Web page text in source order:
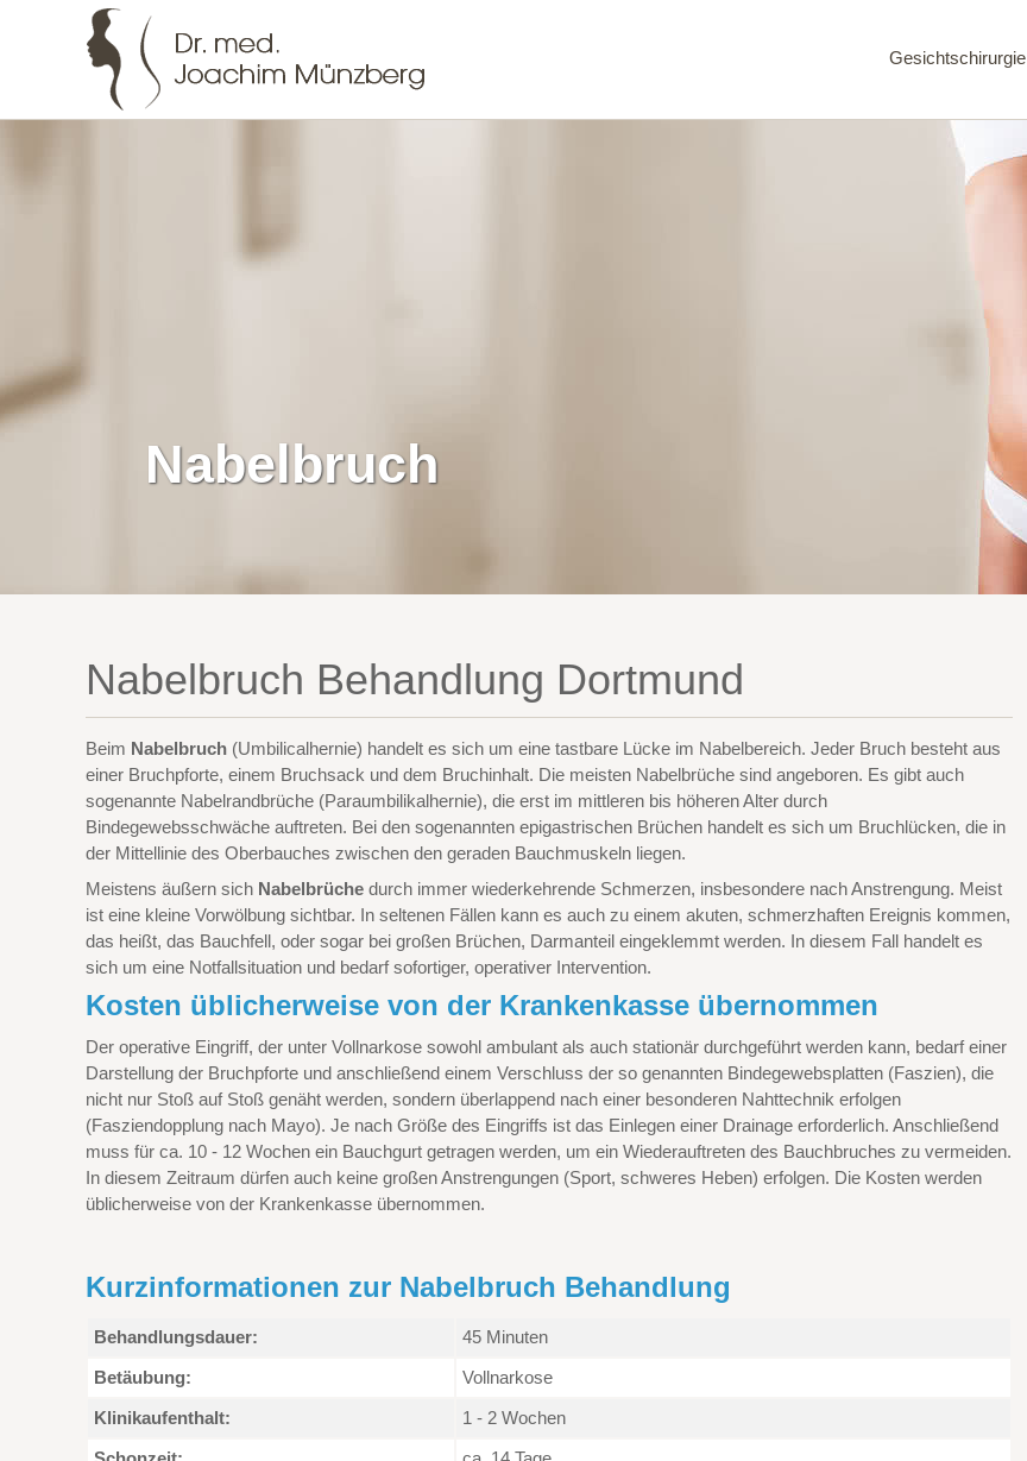
Gesichtschirurgie
Nabelbruch
Nabelbruch Behandlung Dortmund
Beim Nabelbruch (Umbilicalhernie) handelt es sich um eine tastbare Lücke im Nabelbereich. Jeder Bruch besteht aus
einer Bruchpforte, einem Bruchsack und dem Bruchinhalt. Die meisten Nabelbrüche sind angeboren. Es gibt auch
sogenannte Nabelrandbrüche (Paraumbilikalhernie), die erst im mittleren bis höheren Alter durch
Bindegewebsschwäche auftreten. Bei den sogenannten epigastrischen Brüchen handelt es sich um Bruchlücken, die in
der Mittellinie des Oberbauches zwischen den geraden Bauchmuskeln liegen.
Meistens äußern sich Nabelbrüche durch immer wiederkehrende Schmerzen, insbesondere nach Anstrengung. Meist
ist eine kleine Vorwölbung sichtbar. In seltenen Fällen kann es auch zu einem akuten, schmerzhaften Ereignis kommen,
das heißt, das Bauchfell, oder sogar bei großen Brüchen, Darmanteil eingeklemmt werden. In diesem Fall handelt es
sich um eine Notfallsituation und bedarf sofortiger, operativer Intervention.
Kosten üblicherweise von der Krankenkasse übernommen
Der operative Eingriff, der unter Vollnarkose sowohl ambulant als auch stationär durchgeführt werden kann, bedarf einer
Darstellung der Bruchpforte und anschließend einem Verschluss der so genannten Bindegewebsplatten (Faszien), die
nicht nur Stoß auf Stoß genäht werden, sondern überlappend nach einer besonderen Nahttechnik erfolgen
(Fasziendopplung nach Mayo). Je nach Größe des Eingriffs ist das Einlegen einer Drainage erforderlich. Anschließend
muss für ca. 10 - 12 Wochen ein Bauchgurt getragen werden, um ein Wiederauftreten des Bauchbruches zu vermeiden.
In diesem Zeitraum dürfen auch keine großen Anstrengungen (Sport, schweres Heben) erfolgen. Die Kosten werden
üblicherweise von der Krankenkasse übernommen.
Kurzinformationen zur Nabelbruch Behandlung
Behandlungsdauer:
45 Minuten
Betäubung:
Vollnarkose
Klinikaufenthalt:
1 - 2 Wochen